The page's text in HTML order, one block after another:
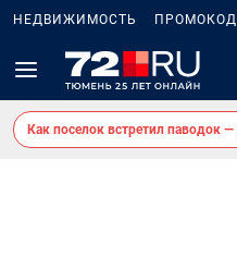
НЕДВИЖИМОСТЬ
Как поселок встретил паводок